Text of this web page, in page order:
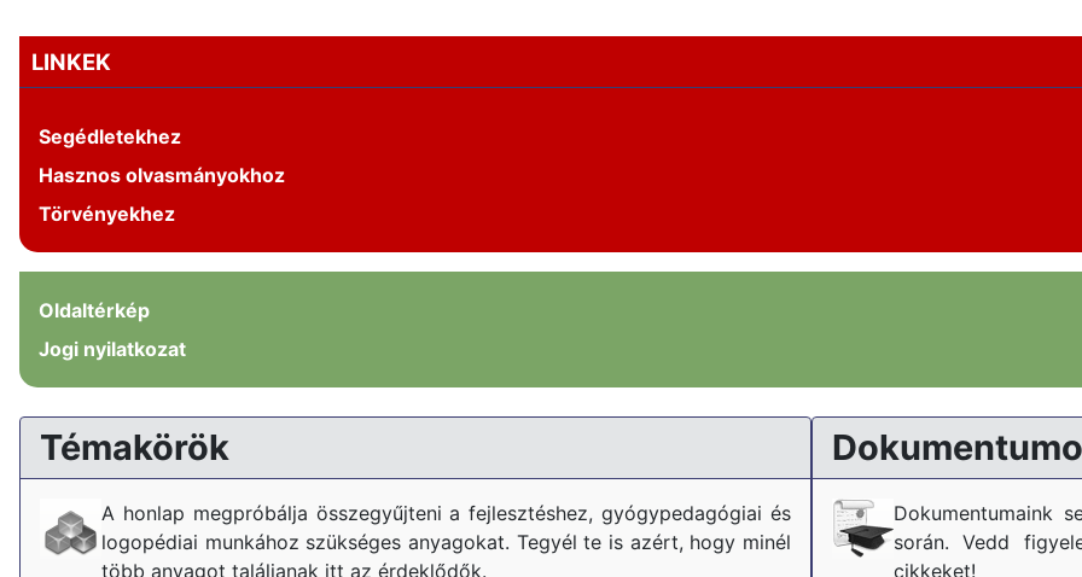
LINKEK
Segédletekhez
Hasznos olvasmányokhoz
Törvényekhez
Oldaltérkép
Jogi nyilatkozat
Témakörök
A honlap megpróbálja összegyűjteni a fejlesztéshez, gyógypedagógiai és
logopédiai munkához szükséges anyagokat. Tegyél te is azért, hogy minél
több anyagot találjanak itt az érdeklődők.
Dokumentumaink
során. Vedd
cikkeket!